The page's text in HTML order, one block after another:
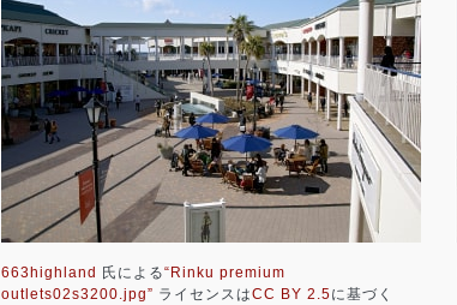
663highland 氏による“Rinku premium
outlets02s3200.jpg” ライセンスはCC BY 2.5に基づく